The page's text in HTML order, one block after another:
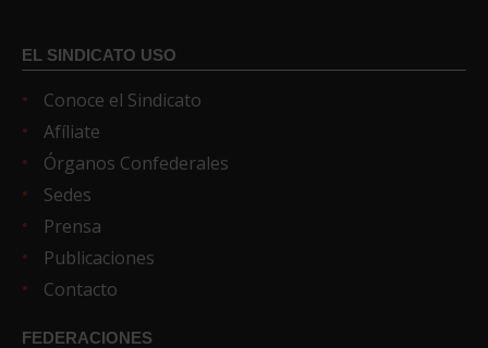
EL SINDICATO USO
Conoce el Sindicato
Afíliate
Órganos Confederales
Sedes
Prensa
Publicaciones
Contacto
FEDERACIONES